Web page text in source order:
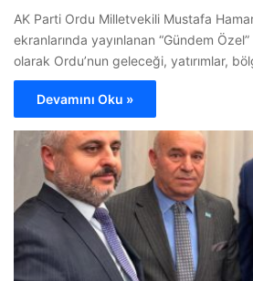
AK Parti Ordu Milletvekili Mustafa
ekranlarında yayınlanan “Gündem
olarak Ordu’nun geleceği, yatırımlar,
Devamını Oku »